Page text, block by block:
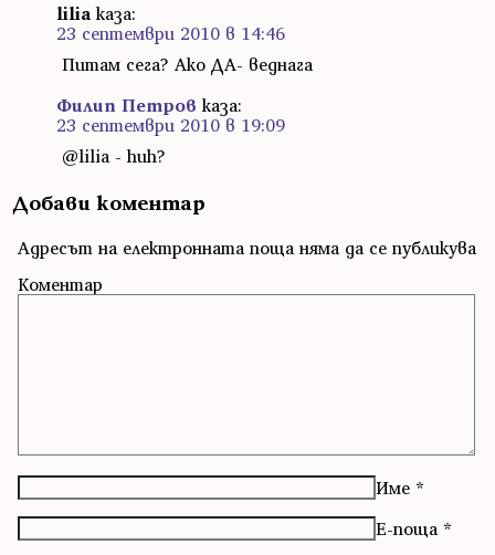
lilia каза:
23 септември 2010 в 14:46
Питам сега? Ако ДА- веднага
Филип Петров каза:
23 септември 2010 в 19:09
@lilia - huh?
Добави коментар
Адресът на електронната поща няма да се публикува
Коментар
Име *
Е-поща *